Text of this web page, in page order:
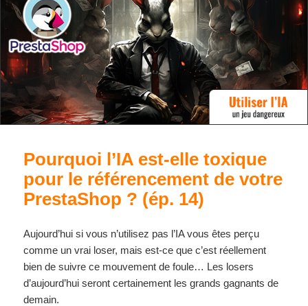
Pourquoi l’IA est-elle toxique
pour le référencement de votre
PrestaShop ? (ép. 14)
Aujourd’hui si vous n’utilisez pas l’IA vous êtes perçu
comme un vrai loser, mais est-ce que c’est réellement
bien de suivre ce mouvement de foule… Les losers
d’aujourd’hui seront certainement les grands gagnants de
demain.